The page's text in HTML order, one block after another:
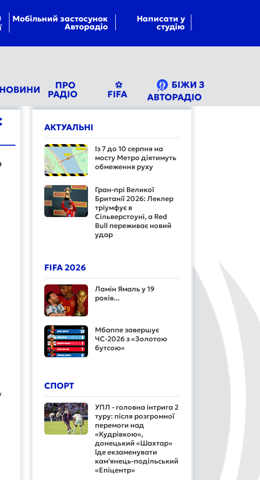
Мобільний застосунок
Авторадіо
Написати у
студію
НОВИНИ ПРО
РАДІО
⚽
FIFA
БІЖИ З
АВТОРАДІО
АКТУАЛЬНІ
Із 7 до 10 серпня на
мосту Метро діятимуть
обмеження руху
Гран-прі Великої
Британії 2026: Леклер
тріумфує в
Сільверстоуні, а Red
Bull переживає новий
удар
FIFA 2026
Ламін Ямаль у 19
років...
Мбаппе завершує
ЧС-2026 з «Золотою
бутсою»
СПОРТ
УПЛ - головна інтрига 2
туру: після розгромної
перемоги над
«Кудрівкою»,
донецький «Шахтар»
їде екзаменувати
кам'янець-подільський
«Епіцентр»